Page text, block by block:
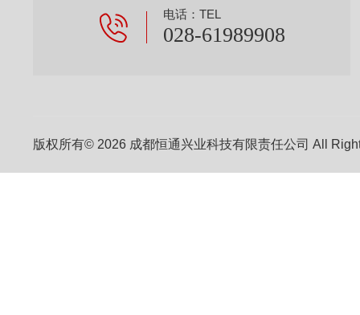
电话：TEL
028-61989908
版权所有© 2026 成都恒通兴业科技有限责任公司 All